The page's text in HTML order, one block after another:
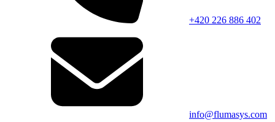
+420 226 886 402
info@flumasys.com